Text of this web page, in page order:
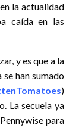
la actualidad
caída en las
y es que a la
han sumado
)
La secuela ya
para